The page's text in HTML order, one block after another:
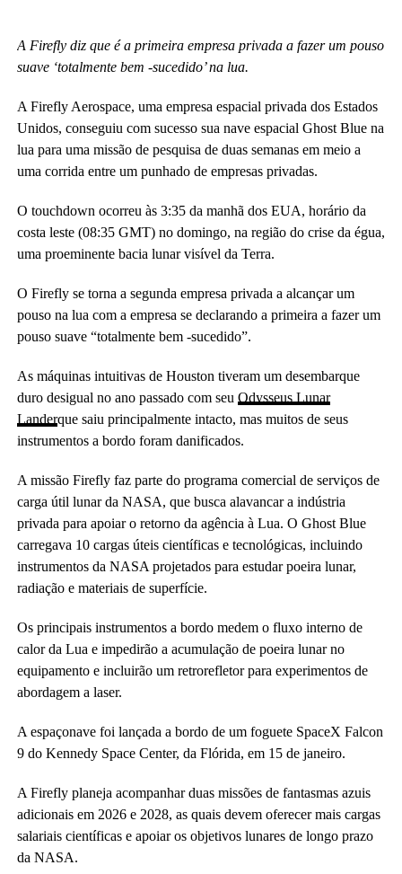
A Firefly diz que é a primeira empresa privada a fazer um pouso
suave ‘totalmente bem -sucedido’ na lua.
A Firefly Aerospace, uma empresa espacial privada dos Estados
Unidos, conseguiu com sucesso sua nave espacial Ghost Blue na
lua para uma missão de pesquisa de duas semanas em meio a
uma corrida entre um punhado de empresas privadas.
O touchdown ocorreu às 3:35 da manhã dos EUA, horário da
costa leste (08:35 GMT) no domingo, na região do crise da égua,
uma proeminente bacia lunar visível da Terra.
O Firefly se torna a segunda empresa privada a alcançar um
pouso na lua com a empresa se declarando a primeira a fazer um
pouso suave “totalmente bem -sucedido”.
As máquinas intuitivas de Houston tiveram um desembarque
duro desigual no ano passado com seu Odysseus Lunar
Landerque saiu principalmente intacto, mas muitos de seus
instrumentos a bordo foram danificados.
A missão Firefly faz parte do programa comercial de serviços de
carga útil lunar da NASA, que busca alavancar a indústria
privada para apoiar o retorno da agência à Lua. O Ghost Blue
carregava 10 cargas úteis científicas e tecnológicas, incluindo
instrumentos da NASA projetados para estudar poeira lunar,
radiação e materiais de superfície.
Os principais instrumentos a bordo medem o fluxo interno de
calor da Lua e impedirão a acumulação de poeira lunar no
equipamento e incluirão um retrorefletor para experimentos de
abordagem a laser.
A espaçonave foi lançada a bordo de um foguete SpaceX Falcon
9 do Kennedy Space Center, da Flórida, em 15 de janeiro.
A Firefly planeja acompanhar duas missões de fantasmas azuis
adicionais em 2026 e 2028, as quais devem oferecer mais cargas
salariais científicas e apoiar os objetivos lunares de longo prazo
da NASA.